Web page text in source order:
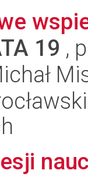
19 ,